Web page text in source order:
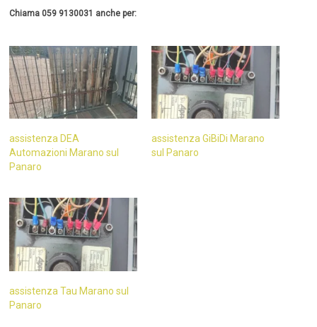
Chiama 059 9130031 anche per:
assistenza DEA
Automazioni Marano sul
Panaro
assistenza GiBiDi Marano
sul Panaro
assistenza Tau Marano sul
Panaro